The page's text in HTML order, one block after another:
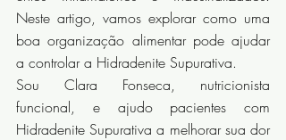
Neste artigo, vamos explorar como uma
boa organização alimentar pode ajudar
a controlar a Hidradenite Supurativa.
Sou Clara Fonseca, nutricionista
funcional, e ajudo pacientes com
Hidradenite Supurativa a melhorar sua dor